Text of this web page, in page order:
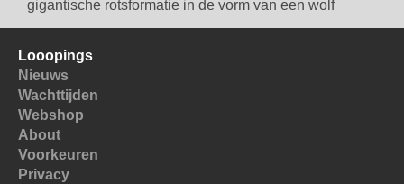
gigantische rotsformatie in de vorm van een wolf
Looopings
Nieuws
Wachttijden
Webshop
About
Voorkeuren
Privacy